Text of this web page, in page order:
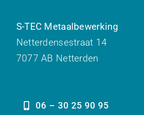
S-TEC Metaalbewerking
Netterdensestraat 14
7077 AB Netterden
06 – 30 25 90 95